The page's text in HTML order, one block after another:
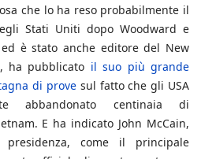
che lo ha reso probabilmente il
Stati Uniti dopo Woodward e
è stato anche editore del New
ha pubblicato il suo più grande
di prove sul fatto che gli USA
abbandonato centinaia di
E ha indicato John McCain,
presidenza, come il principale